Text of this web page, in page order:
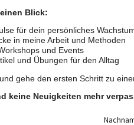
Blick:
für dein persönliches
in meine Arbeit und Methoden
und Events
und Übungen für den Alltag
gehe den ersten Schritt zu
keine Neuigkeiten mehr